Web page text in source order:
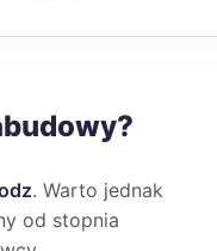
. Warto jednak
od stopnia